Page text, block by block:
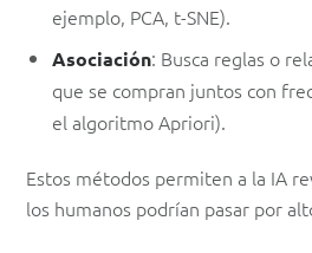
ejemplo, PCA, t-SNE).
Asociación: Busca reglas o
que se compran juntos con
el algoritmo Apriori).
Estos métodos permiten a la IA
los humanos podrían pasar por